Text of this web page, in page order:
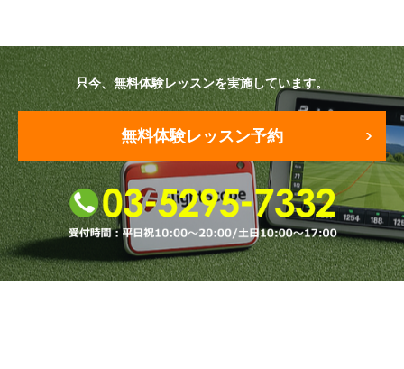
原田メソッド
エゴスキューメソッド
ゴルフが楽しみたい（初心者）
短期間での上達（初心者）
シングルを目指したい（中・上級者）
只今、無料体験レッスンを実施しています。
無料体験レッスン予約